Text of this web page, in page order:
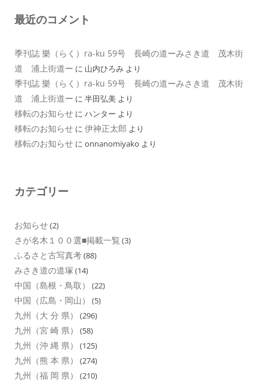
最近のコメント
季刊誌 樂（らく）ra-ku 59号 長崎の道ーみさき道 茂木街
道 浦上街道ー に 山内ひろみ より
季刊誌 樂（らく）ra-ku 59号 長崎の道ーみさき道 茂木街
道 浦上街道ー に 半田弘美 より
移転のお知らせ に ハンター より
移転のお知らせ に 伊神正太郎 より
移転のお知らせ に onnanomiyako より
カテゴリー
お知らせ(2)
さが名木１００選■掲載一覧 (3)
ふるさと古写真考(88)
みさき道の道塚 (14)
中国（島根・鳥取） (22)
中国（広島・岡山） (5)
九州（大 分 県） (296)
九州（宮 崎 県） (58)
九州（沖 縄 県） (125)
九州（熊 本 県） (274)
九州（福 岡 県） (210)